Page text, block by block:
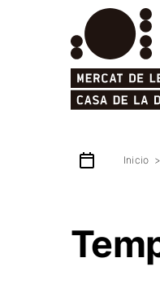
Inicio